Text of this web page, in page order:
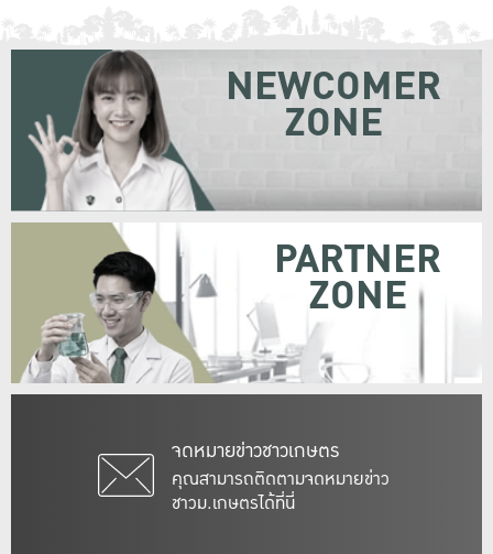
จดหมายข่าวชาวเกษตร
คุณสามารถติดตามจดหมายข่าว
ชาวม.เกษตรได้ที่นี่
NEWCOMER
ZONE
PARTNER
ZONE